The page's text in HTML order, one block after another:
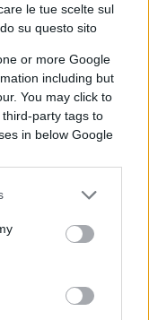
le tue scelte sul
su questo sito
or more Google
including but
You may click to
party tags to
in below Google
risorse fornite
Chiesa cattolica
a 15.000
dell’USAID ai
dal
Onu